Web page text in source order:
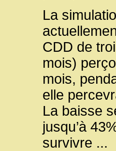
La
CDD de
mois)
mois,
elle
La baisse
jusqu’à
survivre ...